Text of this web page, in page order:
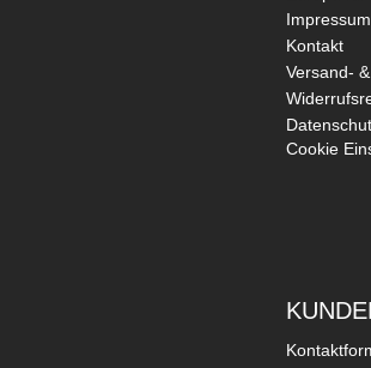
Impressum
Kontakt
Versand-
Cookie